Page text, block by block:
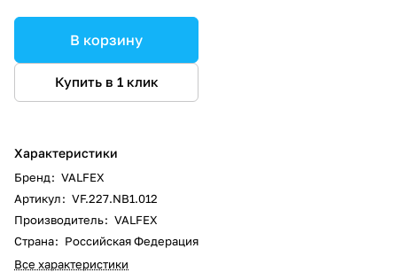
В корзину
Купить в 1 клик
Характеристики
Бренд: VALFEX
Артикул: VF.227.NB1.012
Производитель: VALFEX
Страна: Российская Федерация
Все характеристики